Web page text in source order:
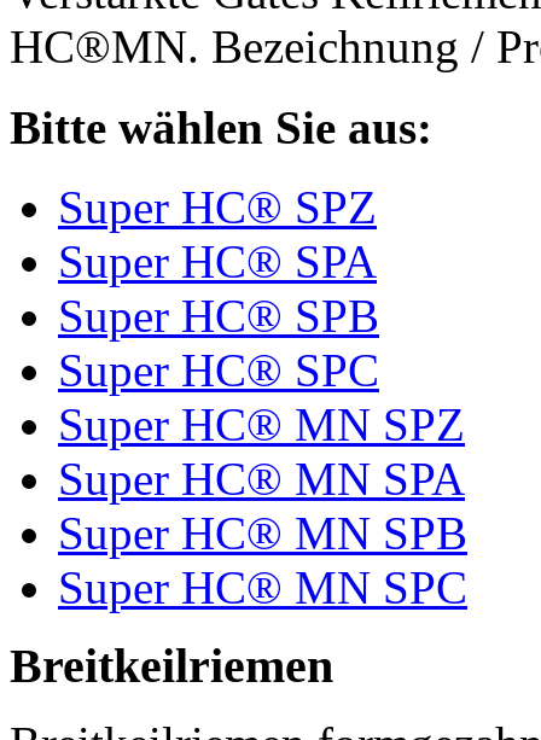
HC®MN. Bezeichnung /
Bitte wählen Sie aus:
Super HC® SPZ
Super HC® SPA
Super HC® SPB
Super HC® SPC
Super HC® MN SPZ
Super HC® MN SPA
Super HC® MN SPB
Super HC® MN SPC
Breitkeilriemen